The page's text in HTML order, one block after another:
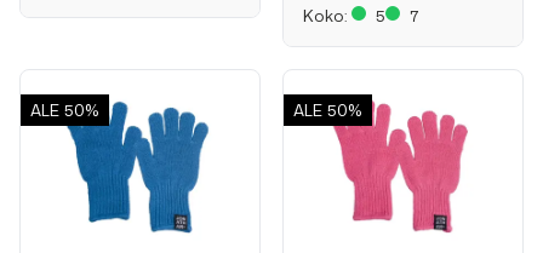
Koko: 5 7
ALE 50% ALE 50%